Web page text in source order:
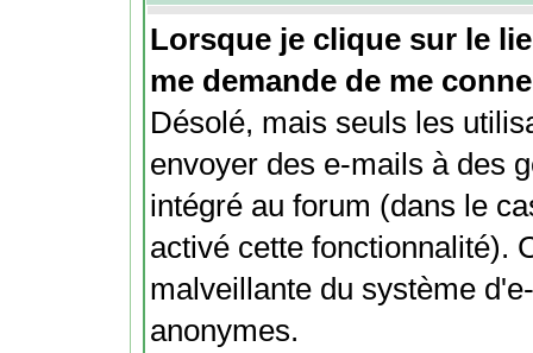
Lorsque je clique sur le
me demande de me
Désolé, mais seuls les
envoyer des e-mails à des
intégré au forum (dans le
activé cette fonctionnalité).
malveillante du système
anonymes.